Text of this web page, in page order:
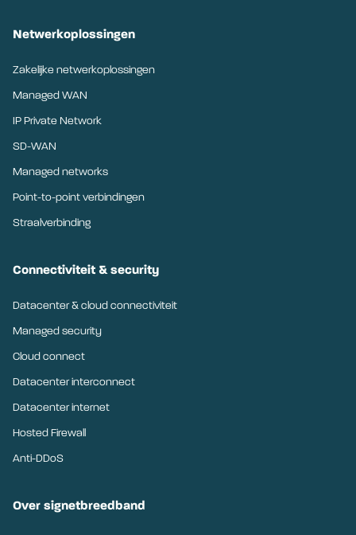
Netwerkoplossingen
Zakelijke netwerkoplossingen
Managed WAN
IP Private Network
SD-WAN
Managed networks
Point-to-point verbindingen
Straalverbinding
Connectiviteit & security
Datacenter & cloud connectiviteit
Managed security
Cloud connect
Datacenter interconnect
Datacenter internet
Hosted Firewall
Anti-DDoS
Over signetbreedband